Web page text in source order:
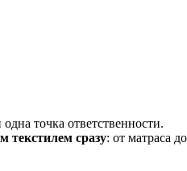
точка ответственности.
текстилем сразу: от матраса